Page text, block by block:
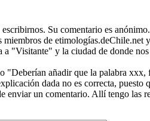
Su comentario es anónimo.
de
"Visitante" y la ciudad de donde
añadir que la palabra xxx,
dada no es correcta,
enviar un comentario. Allí tengo las